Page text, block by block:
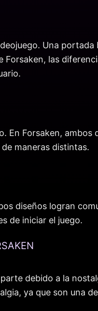
Una
las
En Forsaken,
maneras distintas.
diseños logran
de iniciar el juego.
debido a la
ya que son una